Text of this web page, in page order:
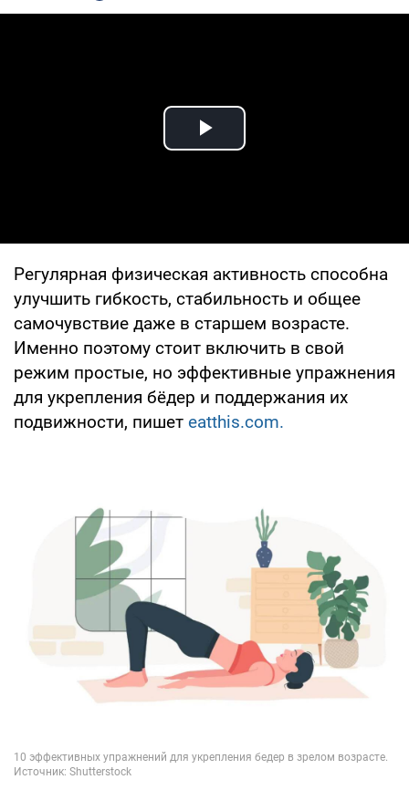
Play Video
Регулярная физическая активность способна
улучшить гибкость, стабильность и общее
самочувствие даже в старшем возрасте.
Именно поэтому стоит включить в свой
режим простые, но эффективные упражнения
для укрепления бёдер и поддержания их
подвижности, пишет eatthis.com.